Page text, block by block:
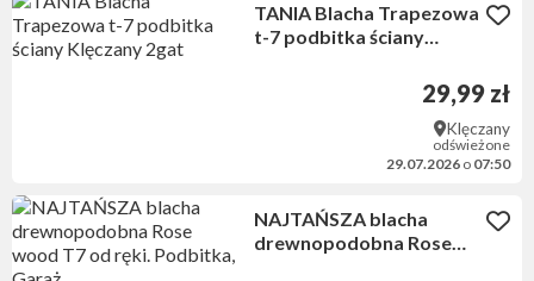
TANIA Blacha Trapezowa
t-7 podbitka ściany
29,99 zł
Klęczany
odświeżone
29.07.2026 o 07:50
NAJTAŃSZA blacha
drewnopodobna Rose